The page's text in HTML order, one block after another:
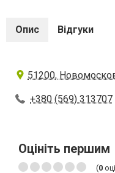
Опис Відгуки
51200,
+380 (569) 313707
Оцініть першим
(0